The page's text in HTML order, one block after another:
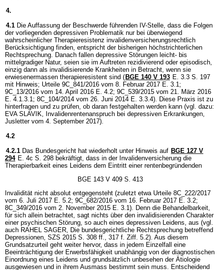
4.
4.1 Die Auffassung der Beschwerde führenden IV-Stelle, dass die Folgen
der vorliegenden depressiven Problematik nur bei überwiegend
wahrscheinlicher Therapieresistenz invalidenversicherungsrechtlich
Berücksichtigung finden, entspricht der bisherigen höchstrichterlichen
Rechtsprechung. Danach fallen depressive Störungen leicht- bis
mittelgradiger Natur, seien sie im Auftreten rezidivierend oder episodisch,
einzig dann als invalidisierende Krankheiten in Betracht, wenn sie
erwiesenermassen therapieresistent sind (BGE 140 V 193 E. 3.3 S. 197
mit Hinweis; Urteile 9C_841/2016 vom 8. Februar 2017 E. 3.1;
9C_13/2016 vom 14. April 2016 E. 4.2; 9C_539/2015 vom 21. März 2016
E. 4.1.3.1; 8C_104/2014 vom 26. Juni 2014 E. 3.3.4). Diese Praxis ist zu
hinterfragen und zu prüfen, ob daran festgehalten werden kann (vgl. dazu:
EVA SLAVIK, Invalidenrentenanspruch bei depressiven Erkrankungen,
Jusletter vom 4. September 2017).
4.2
4.2.1 Das Bundesgericht hat wiederholt unter Hinweis auf BGE 127 V
294 E. 4c S. 298 bekräftigt, dass in der Invalidenversicherung die
Therapierbarkeit eines Leidens dem Eintritt einer rentenbegründenden
BGE 143 V 409 S. 413
Invalidität nicht absolut entgegensteht (zuletzt etwa Urteile 8C_222/2017
vom 6. Juli 2017 E. 5.2; 9C_682/2016 vom 16. Februar 2017 E. 3.2;
8C_349/2016 vom 2. November 2015 E. 3.1). Denn die Behandelbarkeit,
für sich allein betrachtet, sagt nichts über den invalidisierenden Charakter
einer psychischen Störung, so auch eines depressiven Leidens, aus (vgl.
auch RAHEL SAGER, Die bundesgerichtliche Rechtsprechung betreffend
Depressionen, SZS 2015 S. 308 ff., 317 f. Ziff. 5.2). Aus diesem
Grundsatzurteil geht weiter hervor, dass in jedem Einzelfall eine
Beeinträchtigung der Erwerbsfähigkeit unabhängig von der diagnostischen
Einordnung eines Leidens und grundsätzlich unbesehen der Ätiologie
ausgewiesen und in ihrem Ausmass bestimmt sein muss. Entscheidend